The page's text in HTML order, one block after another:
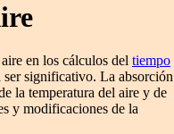
en los cálculos del tiempo
ser significativo. La absorción
la temperatura del aire y de
y modificaciones de la